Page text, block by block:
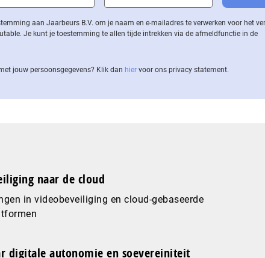
aan Jaarbeurs B.V. om je naam en e-mailadres te verwerken voor het
Je kunt je toestemming te allen tijde intrekken via de af­meld­func­tie in de
jouw per­soons­ge­ge­vens? Klik dan hier voor ons privacy statement.
naar de cloud
in videobeveiliging en cloud-gebaseerde
digitale autonomie en soevereiniteit